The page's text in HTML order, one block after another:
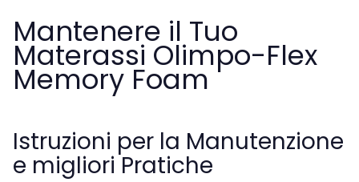
Mantenere il Tuo
Materassi Olimpo-Flex
Memory Foam
Istruzioni per la Manutenzione
e migliori Pratiche